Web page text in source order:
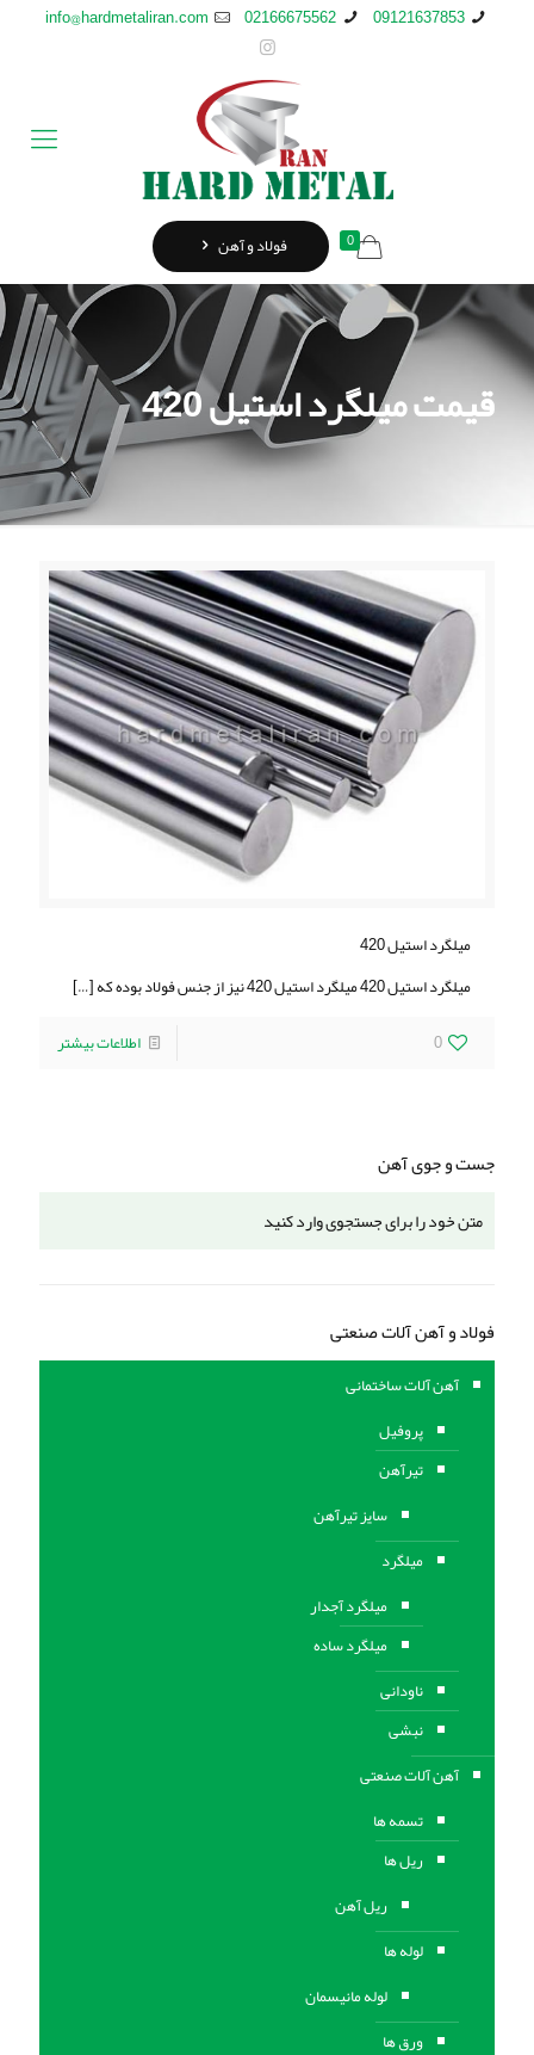
09121637853
02166675562
info@hardmetaliran.com
0 فولاد و آهن
قیمت ميلگرد استيل 420
ميلگرد استيل 420
ميلگرد استيل 420 ميلگرد استيل 420 نیز از جنس فولاد بوده که
[…]
0
اطلاعات بیشتر
جست و جوی آهن
فولاد و آهن آلات صنعتی
آهن آلات ساختمانی
پروفیل
تیرآهن
سایز تیرآهن
میلگرد
میلگرد آجدار
میلگرد ساده
ناودانی
نبشی
آهن آلات صنعتی
تسمه ها
ریل ها
ریل آهن
لوله ها
لوله مانیسمان
ورق ها